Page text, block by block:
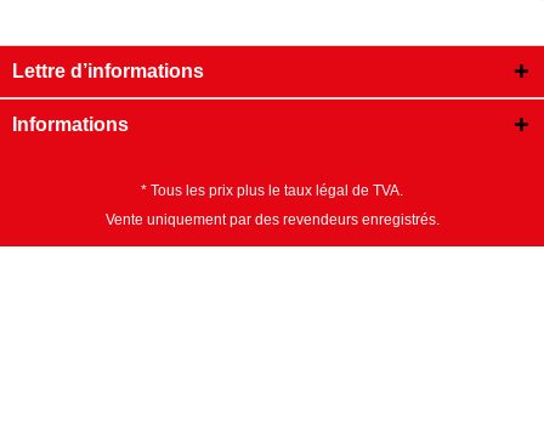
Lettre d’informations
Informations
* Tous les prix plus le taux légal de TVA.
Vente uniquement par des revendeurs enregistrés.